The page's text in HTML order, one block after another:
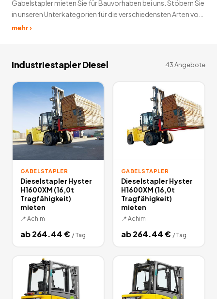
Gabelstapler mieten Sie für Bauvorhaben bei uns. Stöbern Sie
in unseren Unterkategorien für die verschiedensten Arten von
Gabelstaplern zur Vermietung. Geländestapler,
mehr ›
Industriestapler Diesel 43Angebote
GABELSTAPLER
Dieselstapler Hyster
H1600XM (16,0t
Tragfähigkeit)
mieten
📍 Achim
ab264.44€ / Tag
GABELSTAPLER
Dieselstapler Hyster
H1600XM (16,0t
Tragfähigkeit)
mieten
📍 Achim
ab264.44€ / Tag